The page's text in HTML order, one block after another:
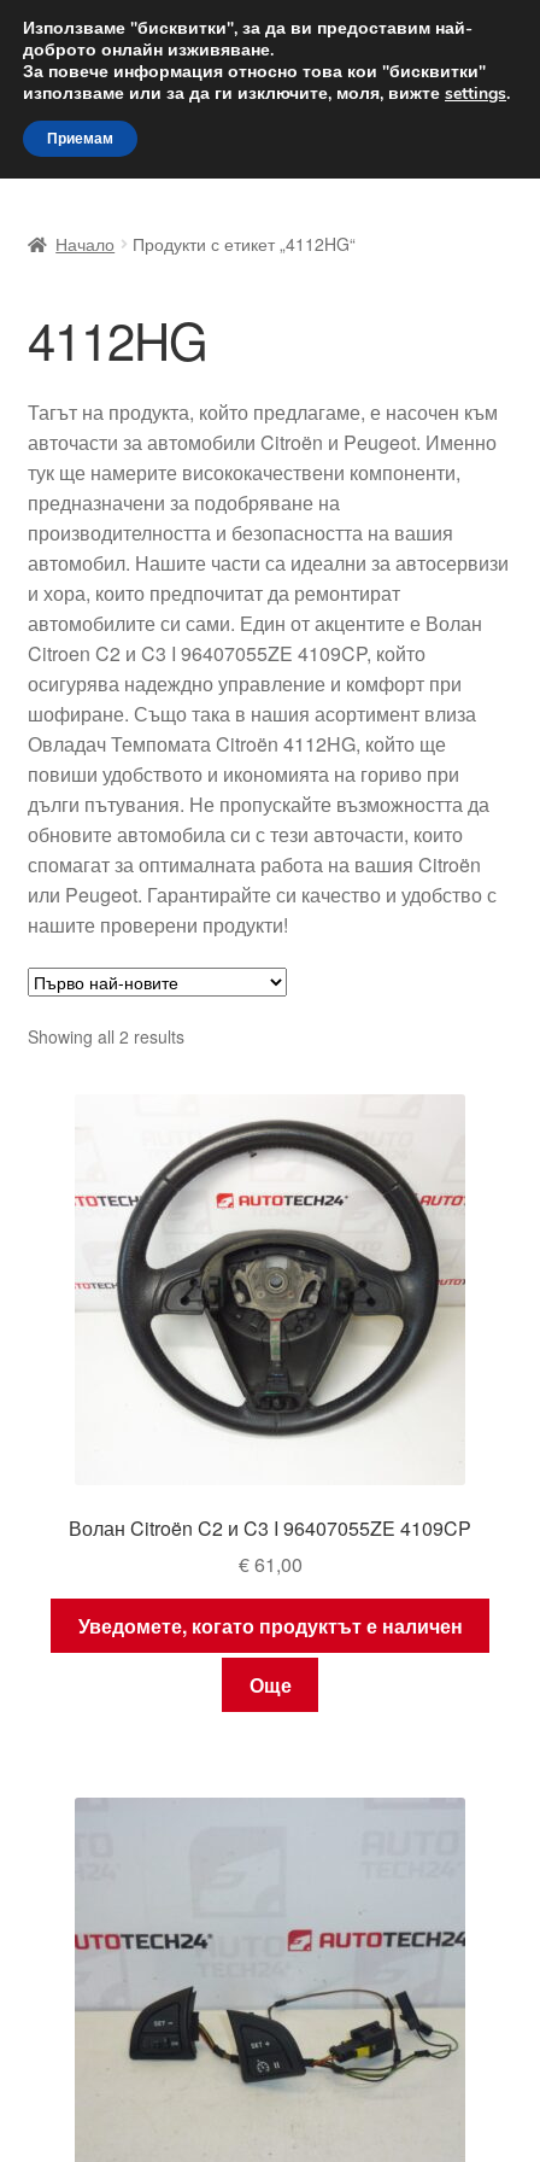
ДОСТАВКА от 12 лв.
Доставка по целия свят
Skip
to
navigation
Skip
to
content
Доставка по целия свят
Жалби
Количка
Контакт
Плащанията
Политика за поверителност
Правила и условия
Процедура за рекламации
Разгледайте
Транспорт
Начало Продукти с етикет „4112HG“
4112HG
Тагът на продукта, който предлагаме, е насочен към
авточасти за автомобили Citroën и Peugeot. Именно
тук ще намерите висококачествени компоненти,
предназначени за подобряване на
производителността и безопасността на вашия
автомобил. Нашите части са идеални за автосервизи
и хора, които предпочитат да ремонтират
автомобилите си сами. Един от акцентите е Волан
Citroen C2 и C3 I 96407055ZE 4109CP, който
осигурява надеждно управление и комфорт при
шофиране. Също така в нашия асортимент влиза
Овладач Темпомата Citroën 4112HG, който ще
повиши удобството и икономията на гориво при
дълги пътувания. Не пропускайте възможността да
обновите автомобила си с тези авточасти, които
спомагат за оптималната работа на вашия Citroën
или Peugeot. Гарантирайте си качество и удобство с
нашите проверени продукти!
Showing all 2 resultsSorted
Волан Citroën C2 и C3 I 96407055ZE 4109CP
€61,00
Уведомете, когато продуктът е наличен
Още
Използваме "бисквитки", за да ви предоставим най-
доброто онлайн изживяване.
За повече информация относно това кои "бисквитки"
използваме или за да ги изключите, моля, вижте settings.
Приемам